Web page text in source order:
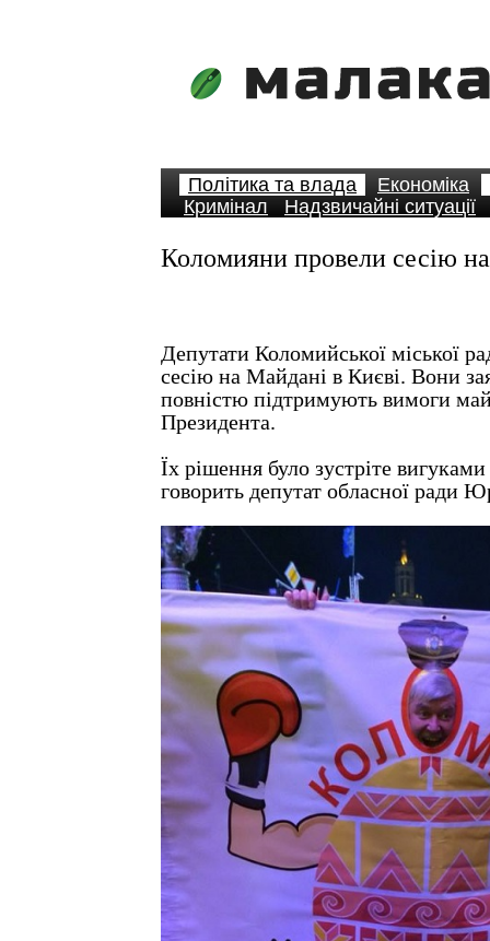
Політика та влада
Економіка
Кримінал
Надзвичайні ситуації
Коломияни провели сесію
Депутати Коломийської міської
сесію на Майдані в Києві. Вони
повністю підтримують вимоги
Президента.
Їх рішення було зустріте
говорить депутат обласної ради